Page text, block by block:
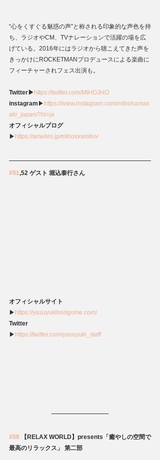
“心をくすぐる魅惑の声”と称される印象的な声色を持
ち、ラジオやCM、TVナレーションで活躍の場を広
げている。2016年にはラジオから聴こえてきた声を
きっかけにROCKETMANプロデュースによる楽曲に
フィーチャーされフェス出演も。
Twitter▶ https://twitter.com/MIHOJHO
instagram ▶ https://www.instagram.com/mihohamas
aki_japan/?hl=ja
オフィシャルブログ
▶ https://ameblo.jp/mihoxxxmiho/
#51,52 ゲスト 堀込泰行さん
オフィシャルサイト
▶ https://yasuyukihorigome.com/
Twitter
▶ https://twitter.com/yasuyuki_staff
#50 【RELAX WORLD】presents「癒やしの空間で
最高のリラックス」 第二部